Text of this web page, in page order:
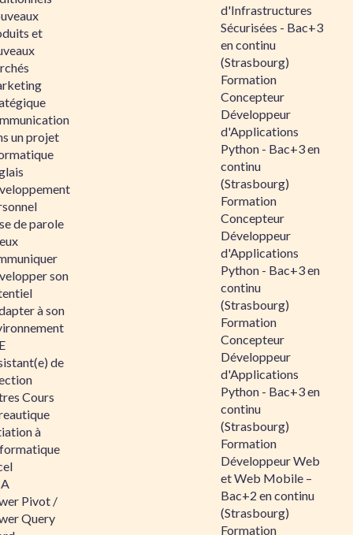
et
un projet
de parole
son
à son
de
Cours
à
Pivot /
Query
d'Infrastructures
Sécurisées - Bac+3
en continu
(Strasbourg)
Formation
Concepteur
Développeur
d'Applications
Python - Bac+3 en
continu
(Strasbourg)
Formation
Concepteur
Développeur
d'Applications
Python - Bac+3 en
continu
(Strasbourg)
Formation
Concepteur
Développeur
d'Applications
Python - Bac+3 en
continu
(Strasbourg)
Formation
Développeur Web
et Web Mobile –
Bac+2 en continu
(Strasbourg)
Formation